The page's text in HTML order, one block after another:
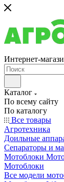
Интернет-
Каталог
По всему сайту
По каталогу
Все товары
Агротехника
Доильные
Сепараторы и
Мотоблоки
Мотоблоки
Все модели